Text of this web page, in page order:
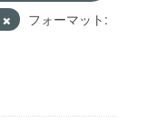
フォーマット: